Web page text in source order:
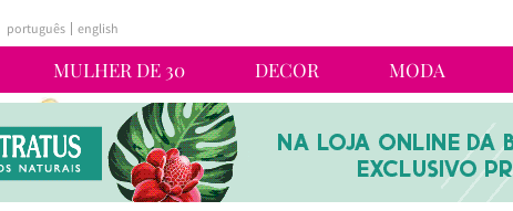
MULHER DE 30 DECOR MODA
português english